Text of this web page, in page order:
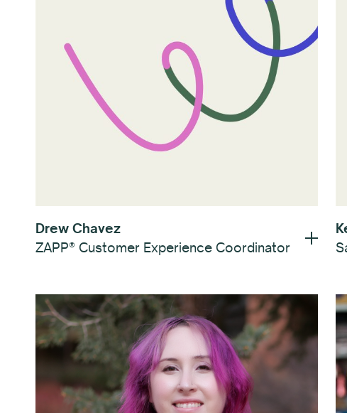
Drew Chavez
ZAPP® Customer Experience Coordinator